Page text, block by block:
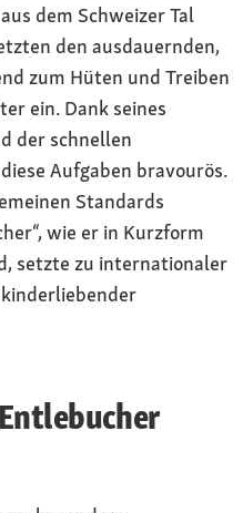
dem Schweizer Tal
den ausdauernden,
zum Hüten und Treiben
ein. Dank seines
der schnellen
Aufgaben bravourös.
Standards
wie er in Kurzform
setzte zu internationaler